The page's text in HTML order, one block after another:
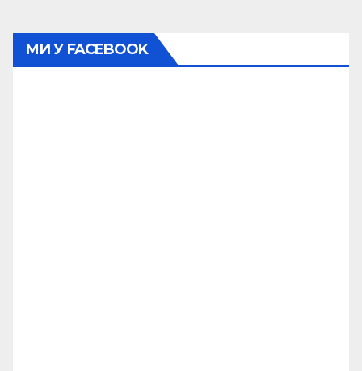
МИ У FACEBOOK